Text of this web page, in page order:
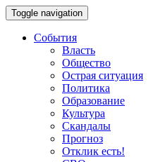
Toggle navigation
События
Власть
Общество
Острая ситуация
Политика
Образование
Культура
Скандалы
Прогноз
Отклик есть!